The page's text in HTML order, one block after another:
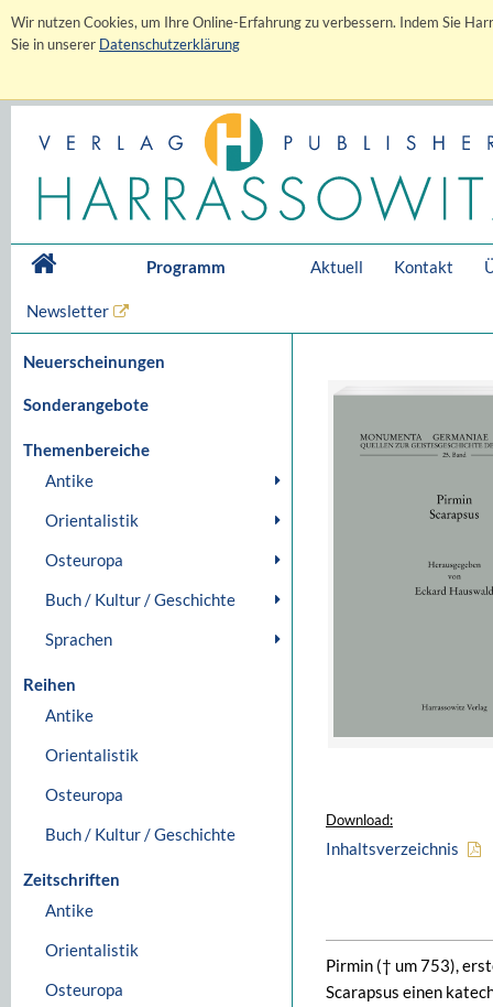
Wir nutzen Cookies, um Ihre Online-Erfahrung zu verbessern. Indem Sie
Sie in unserer Datenschutzerklärung
Programm Aktuell Kontakt
Newsletter
Neuerscheinungen
Sonderangebote
Themenbereiche
Antike
Orientalistik
Osteuropa
Buch / Kultur / Geschichte
Sprachen
Reihen
Antike
Orientalistik
Osteuropa
Buch / Kultur / Geschichte
Zeitschriften
Antike
Orientalistik
Osteuropa
Download:
Inhaltsverzeichnis
Pirmin († um 753),
Scarapsus einen